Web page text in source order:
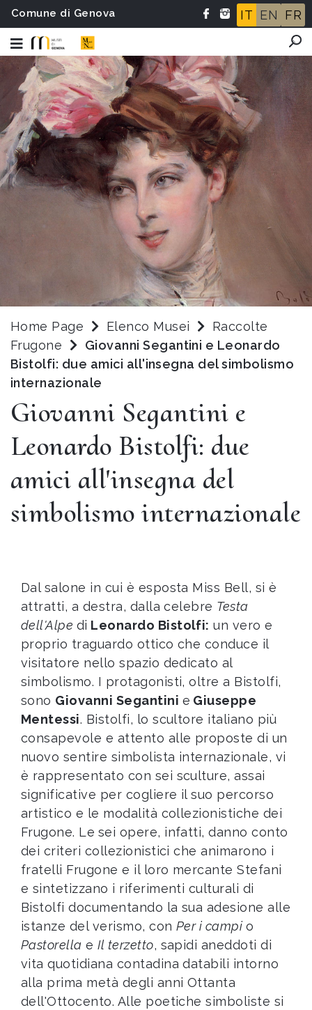
Comune di Genova IT EN FR
Home Page Elenco Musei
Raccolte
Frugone
Giovanni Segantini e Leonardo
Bistolfi: due amici all'insegna del simbolismo
internazionale
Giovanni Segantini e
Leonardo Bistolfi: due
amici all'insegna del
simbolismo internazionale
Dal salone in cui è esposta Miss Bell, si è
attratti, a destra, dalla celebre Testa
dell'Alpe di Leonardo Bistolfi: un vero e
proprio traguardo ottico che conduce il
visitatore nello spazio dedicato al
simbolismo. I protagonisti, oltre a Bistolfi,
sono Giovanni Segantini e Giuseppe
Mentessi. Bistolfi, lo scultore italiano più
consapevole e attento alle proposte di un
nuovo sentire simbolista internazionale, vi
è rappresentato con sei sculture, assai
significative per cogliere il suo percorso
artistico e le modalità collezionistiche dei
Frugone. Le sei opere, infatti, danno conto
dei criteri collezionistici che animarono i
fratelli Frugone e il loro mercante Stefani
e sintetizzano i riferimenti culturali di
Bistolfi documentando la sua adesione alle
istanze del verismo, con Per i campi o
Pastorella eIl terzetto, sapidi aneddoti di
vita quotidiana contadina databili intorno
alla prima metà degli anni Ottanta
dell'Ottocento. Alle poetiche simboliste si